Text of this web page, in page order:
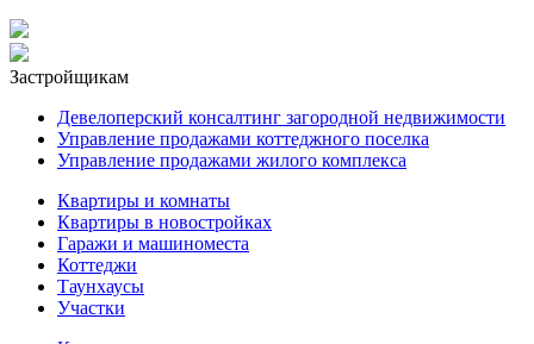
Застройщикам
Девелоперский консалтинг загородной недвижимости
Управление продажами коттеджного поселка
Управление продажами жилого комплекса
Квартиры и комнаты
Квартиры в новостройках
Гаражи и машиноместа
Коттеджи
Таунхаусы
Участки